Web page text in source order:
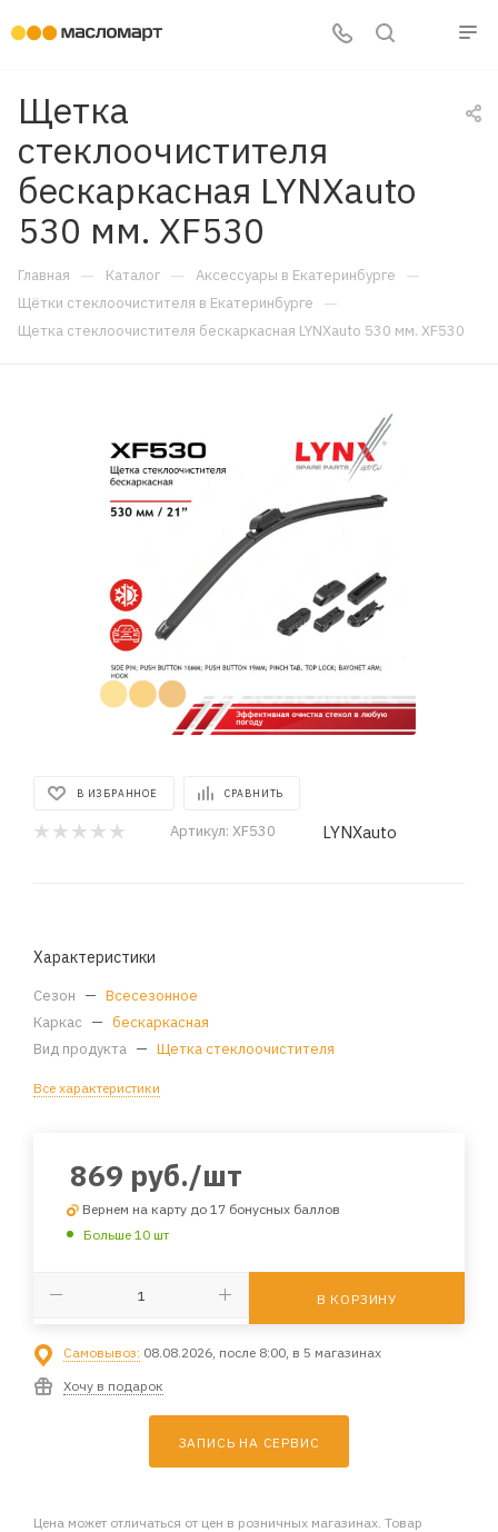
Щетка
стеклоочистителя
бескаркасная LYNXauto
530 мм. XF530
Главная — Каталог — Аксессуары в Екатеринбурге —
Щётки стеклоочистителя в Екатеринбурге —
Щетка стеклоочистителя бескаркасная LYNXauto 530 мм. XF530
В ИЗБРАННОЕ СРАВНИТЬ
Артикул: XF530 LYNXauto
Характеристики
Сезон — Всесезонное
Каркас — бескаркасная
Вид продукта — Щетка стеклоочистителя
Все характеристики
869 руб./шт
Вернем на карту до 17 бонусных баллов
Больше 10 шт
В КОРЗИНУ
Самовывоз: 08.08.2026, после 8:00, в 5 магазинах
Хочу в подарок
ЗАПИСЬ НА СЕРВИС
Цена может отличаться от цен в розничных магазинах. Товар